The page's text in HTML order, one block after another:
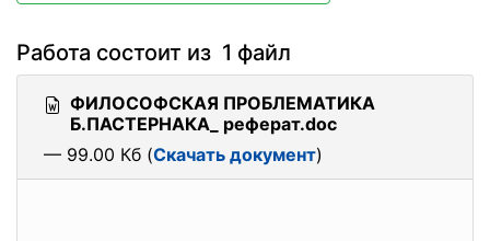
Работа состоит из 1 файл
ФИЛОСОФСКАЯ ПРОБЛЕМАТИКА
Б.ПАСТЕРНАКА_ реферат.doc
— 99.00 Кб (Скачать документ)